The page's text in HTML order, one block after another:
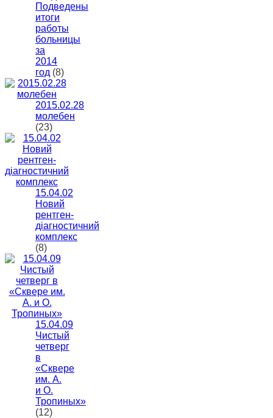
Подведены
итоги
работы
больницы
за
2014
год (8)
2015.02.28
молебен
(23)
15.04.02
Новий
рентген-
діагностичний
комплекс
(8)
15.04.09
Чистый
четверг
в
«Сквере
им. А.
и О.
Тропиных»
(12)